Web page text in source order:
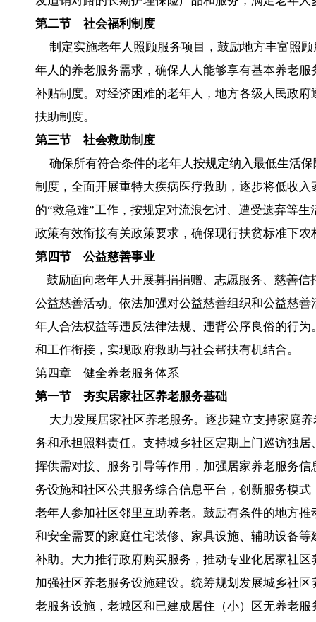
第二节 社会福利制度
制定实施老年人照顾服务项目，鼓励地方丰富照
年人的养老服务需求，确保人人能够享有基本养老
补贴制度。对经济困难的老年人，地方各级人民政
扶助制度。
第三节 社会救助制度
确保所有符合条件的老年人按规定纳入最低生活
制度，全面开展重特大疾病医疗救助，逐步将低收
的“救急难”工作，按规定对流浪乞讨、遭受遗弃等
政策有效衔接有关政策要求，确保现行扶贫标准下
第四节 公益慈善事业
鼓励面向老年人开展募捐捐赠、志愿服务、慈善
公益慈善活动。依法加强对公益慈善组织和公益慈
年人合法权益等违反法律法规、违背公序良俗的行
和工作衔接，实现政府救助与社会帮扶有机结合。
第四章 健全养老服务体系
第一节 夯实居家社区养老服务基础
大力发展居家社区养老服务。逐步建立支持家庭
务和承担照料责任。支持城乡社区定期上门巡访独
挥供需对接、服务引导等作用，加强居家养老服务
务设施和社区公共服务综合信息平台，创新服务模
老年人参加社区邻里互助养老。鼓励有条件的地方
和安全需要的家庭住宅装修、家具设施、辅助设备
补助。大力推行政府购买服务，推动专业化居家社区
加强社区养老服务设施建设。统筹规划发展城乡社
老服务设施，老城区和已建成居住（小）区无养老